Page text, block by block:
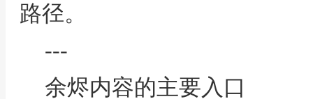
路径。
---
余烬内容的主要入口